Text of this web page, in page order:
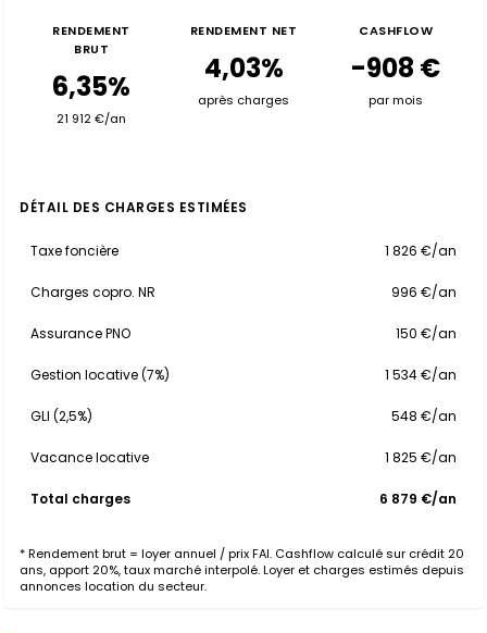
RENDEMENT
BRUT
6,35%
21 912 €/an
RENDEMENT NET
4,03%
après charges
CASHFLOW
-908 €
par mois
DÉTAIL DES CHARGES ESTIMÉES
Taxe foncière 1 826 €/an
Charges copro. NR 996 €/an
Assurance PNO 150 €/an
Gestion locative (7%) 1 534 €/an
GLI (2,5%) 548 €/an
Vacance locative 1 825 €/an
Total charges 6 879 €/an
* Rendement brut = loyer annuel / prix FAI. Cashflow calculé sur crédit 20
ans, apport 20%, taux marché interpolé. Loyer et charges estimés depuis
annonces location du secteur.